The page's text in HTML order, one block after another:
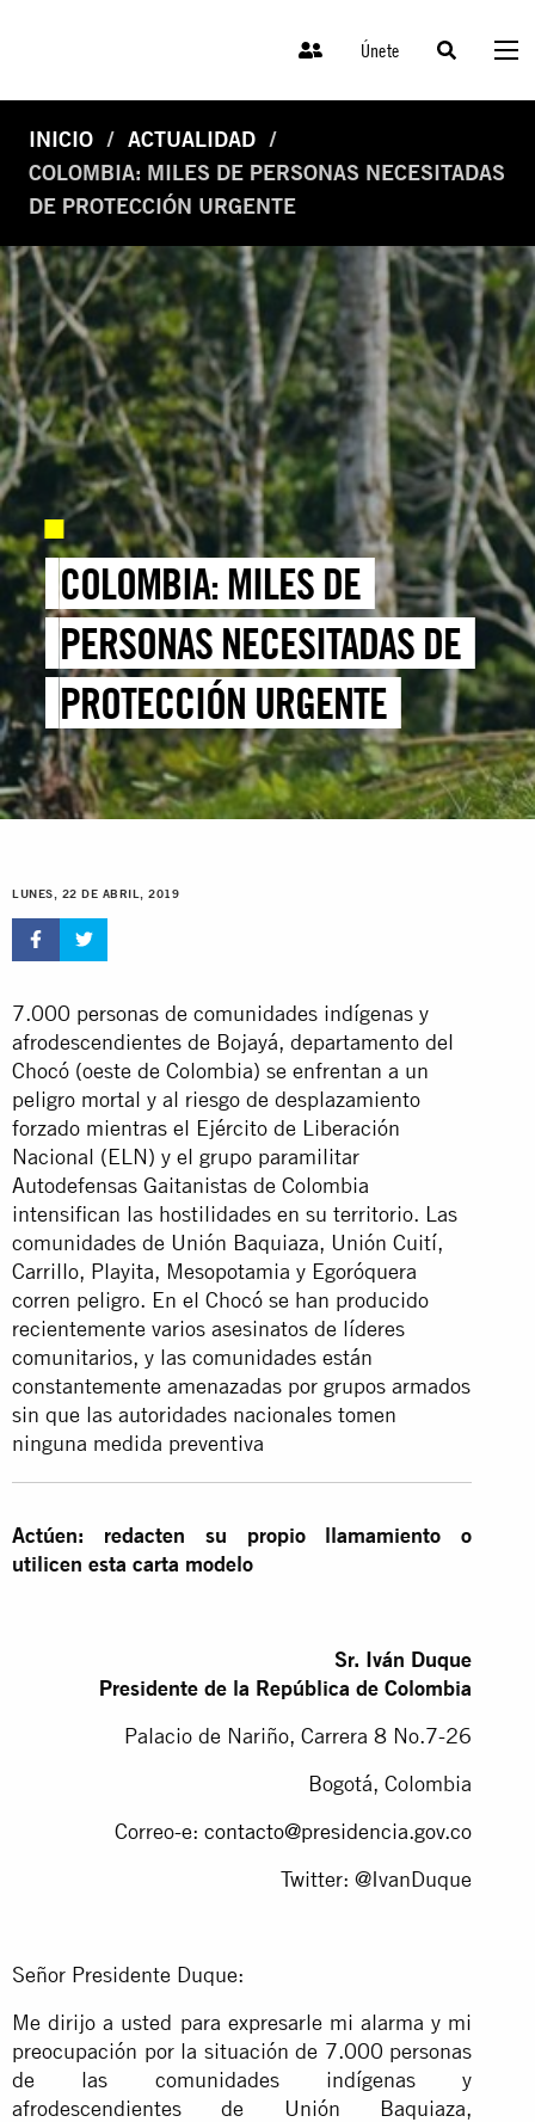
Únete
INICIO
ACTUALIDAD
COLOMBIA: MILES DE PERSONAS NECESITADAS
DE PROTECCIÓN URGENTE
COLOMBIA: MILES DE
PERSONAS NECESITADAS DE
PROTECCIÓN URGENTE
LUNES, 22 DE ABRIL, 2019
7.000 personas de comunidades indígenas y
afrodescendientes de Bojayá, departamento del
Chocó (oeste de Colombia) se enfrentan a un
peligro mortal y al riesgo de desplazamiento
forzado mientras el Ejército de Liberación
Nacional (ELN) y el grupo paramilitar
Autodefensas Gaitanistas de Colombia
intensifican las hostilidades en su territorio. Las
comunidades de Unión Baquiaza, Unión Cuití,
Carrillo, Playita, Mesopotamia y Egoróquera
corren peligro. En el Chocó se han producido
recientemente varios asesinatos de líderes
comunitarios, y las comunidades están
constantemente amenazadas por grupos armados
sin que las autoridades nacionales tomen
ninguna medida preventiva
Actúen: redacten su propio llamamiento o
utilicen esta carta modelo
Sr. Iván Duque
Presidente de la República de Colombia
Palacio de Nariño, Carrera 8 No.7-26
Bogotá, Colombia
Correo-e:contacto@presidencia.gov.co
Twitter: @IvanDuque
Señor Presidente Duque:
Me dirijo a usted para expresarle mi alarma y mi
preocupación por la situación de 7.000 personas
de las comunidades indígenas y
afrodescendientes de Unión Baquiaza,